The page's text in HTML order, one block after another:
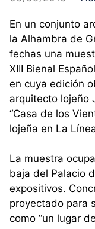
En un conjunto
la Alhambra de
fechas una
XIII Bienal
en cuya edición
arquitecto lojeño
“Casa de los
lojeña en La
La muestra
baja del Palacio
expositivos.
proyectado para
como “un lugar